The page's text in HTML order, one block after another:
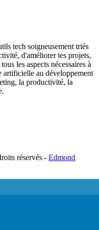
tech soigneusement triés
d'améliorer tes projets,
les aspects nécessaires à
artificielle au développement
la productivité, la
réservés - Edmond